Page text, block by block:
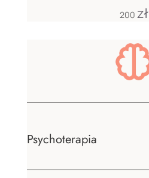
200 zł
Psychoterapia